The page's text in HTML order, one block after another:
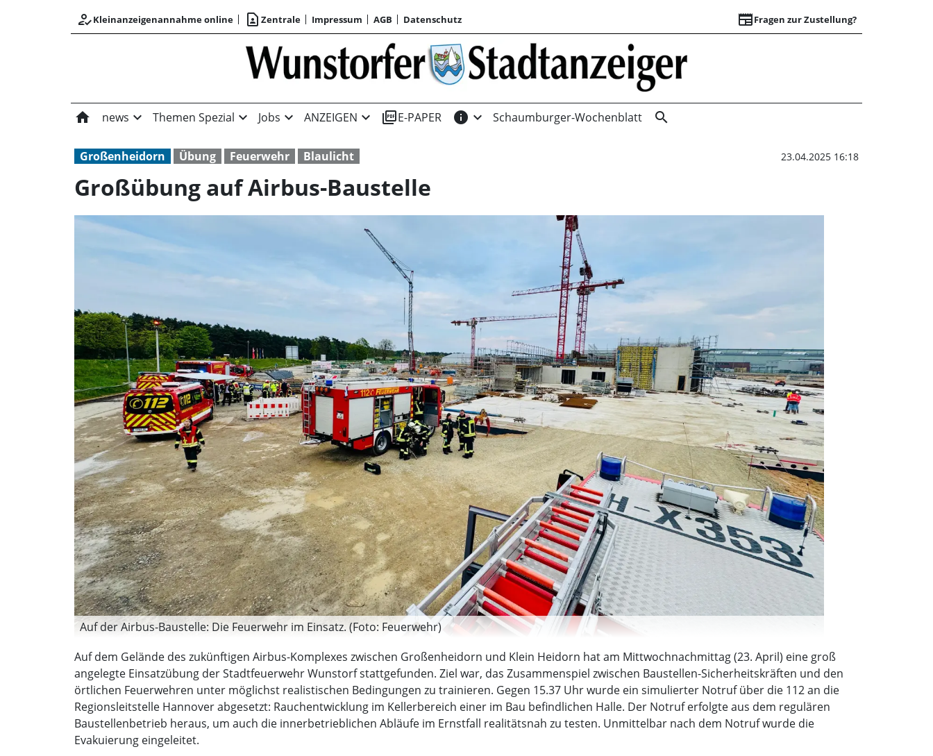
how_to_regKleinanzeigenannahme online contact_page Zentrale Impressum AGB Datenschutz newspaperFragen zur Zustellung?
Großübung auf
home news expand_more Themen Spezial expand_more Jobs expand_more ANZEIGEN expand_more picture_as_pdfE-PAPER info expand_more Schaumburger-Wochenblatt search
Großenheidorn Übung Feuerwehr Blaulicht 23.04.2025 16:18
Großübung auf Airbus-Baustelle
Auf der Airbus-Baustelle: Die Feuerwehr im Einsatz. (Foto: Feuerwehr)
Auf dem Gelände des zukünftigen Airbus-Komplexes zwischen Großenheidorn und Klein Heidorn hat am Mittwochnachmittag (23. April) eine groß
angelegte Einsatzübung der Stadtfeuerwehr Wunstorf stattgefunden. Ziel war, das Zusammenspiel zwischen Baustellen-Sicherheitskräften und den
örtlichen Feuerwehren unter möglichst realistischen Bedingungen zu trainieren. Gegen 15.37 Uhr wurde ein simulierter Notruf über die 112 an die
Regionsleitstelle Hannover abgesetzt: Rauchentwicklung im Kellerbereich einer im Bau befindlichen Halle. Der Notruf erfolgte aus dem regulären
Baustellenbetrieb heraus, um auch die innerbetrieblichen Abläufe im Ernstfall realitätsnah zu testen. Unmittelbar nach dem Notruf wurde die
Evakuierung eingeleitet.